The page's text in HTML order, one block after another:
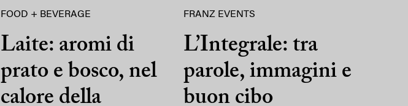
FOOD + BEVERAGE
Laite: aromi di
prato e bosco, nel
calore della
FRANZ EVENTS
L’Integrale: tra
parole, immagini e
buon cibo